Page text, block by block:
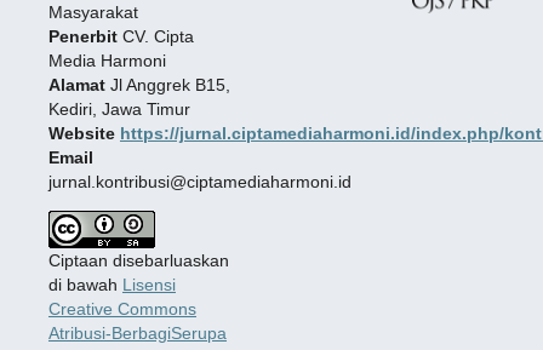
Masyarakat
PenerbitCV. Cipta
Media Harmoni
AlamatJl Anggrek B15,
Kediri, Jawa Timur
Website https://jurnal.ciptamediaharmoni.id/index.php/
Email
jurnal.kontribusi@ciptamediaharmoni.id
Ciptaan disebarluaskan
di bawah Lisensi
Creative Commons
Atribusi-BerbagiSerupa